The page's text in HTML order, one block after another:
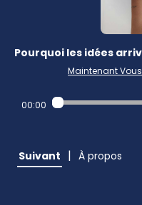
Pourquoi les idées
Maintenant
00:00
Suivant | À propos